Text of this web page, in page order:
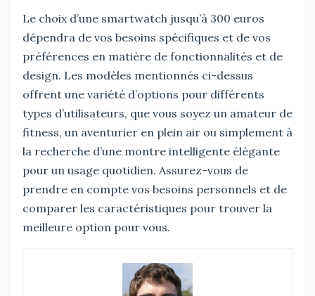
Le choix d’une smartwatch jusqu’à 300 euros
dépendra de vos besoins spécifiques et de vos
préférences en matière de fonctionnalités et de
design. Les modèles mentionnés ci-dessus
offrent une variété d’options pour différents
types d’utilisateurs, que vous soyez un amateur de
fitness, un aventurier en plein air ou simplement à
la recherche d’une montre intelligente élégante
pour un usage quotidien. Assurez-vous de
prendre en compte vos besoins personnels et de
comparer les caractéristiques pour trouver la
meilleure option pour vous.